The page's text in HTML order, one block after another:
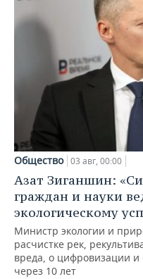
Общество 03 авг, 00:00
Азат Зиганшин:
граждан и науки
экологическому
Министр экологии и
расчистке рек,
вреда, о цифровизации и
через 10 лет